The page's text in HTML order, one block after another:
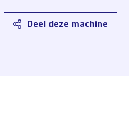
Deel deze machine